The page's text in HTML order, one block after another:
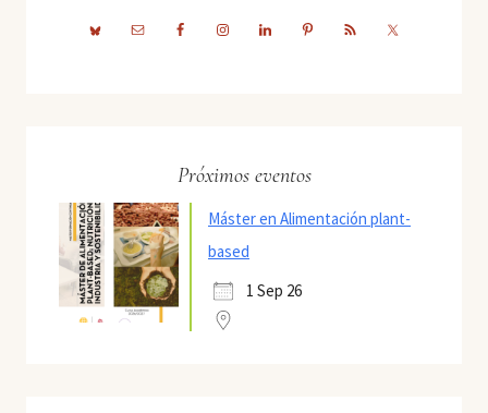
Próximos eventos
Máster en Alimentación plant-
based
1 Sep 26